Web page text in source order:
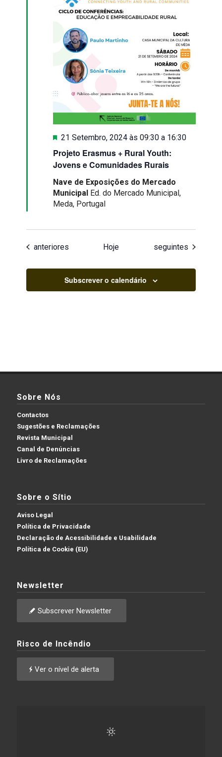
Projeto Erasmus + Rural Youth:
Jovens e Comunidades Rurais
Destaque
21 Setembro, 2024 às 09:30 a 16:30
Nave de Exposições do Mercado
Municipal Ed. do Mercado Municipal,
Meda, Portugal
Eventos
anteriores Hoje Eventos
seguintes
Subscrever o calendário
Sobre Nós
Contactos
Sugestões e Reclamações
Revista Municipal
Canal de Denúncias
Livro de Reclamações
Sobre o Sítio
Aviso Legal
Política de Privacidade
Declaração de Acessibilidade e Usabilidade
Política de Cookie (EU)
Newsletter
Subscrever Newsletter
Risco de Incêndio
Ver o nível de alerta